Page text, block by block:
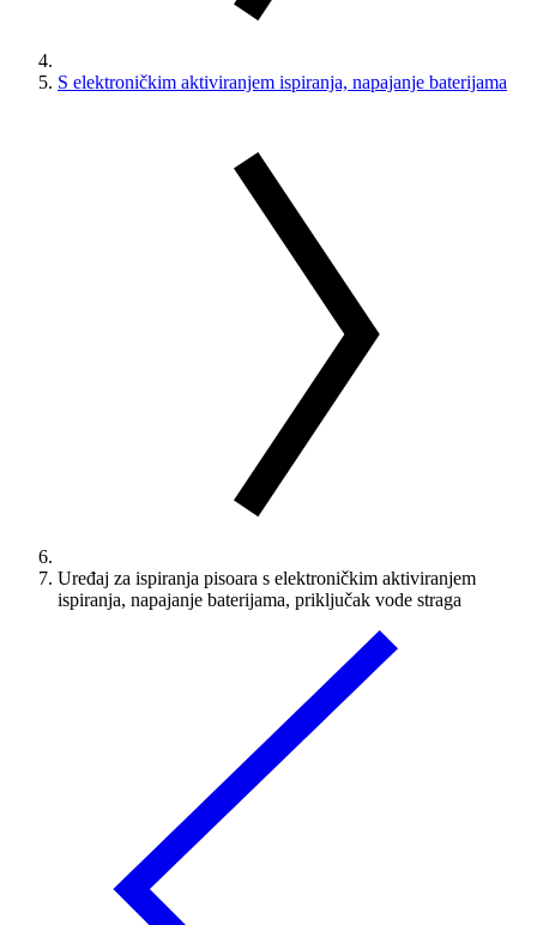
S elektroničkim aktiviranjem ispiranja, napajanje baterijama
Uređaj za ispiranja pisoara s elektroničkim aktiviranjem
ispiranja, napajanje baterijama, priključak vode straga